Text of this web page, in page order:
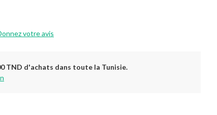
votre avis
TND d'achats dans toute la Tunisie.